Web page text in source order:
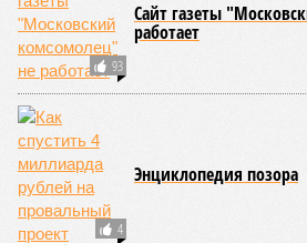
93
Сайт газеты
работает
4
Энциклопедия позора